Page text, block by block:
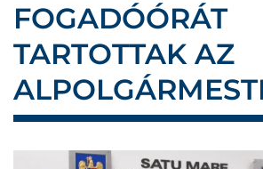
FOGADÓÓRÁT
TARTOTTAK AZ